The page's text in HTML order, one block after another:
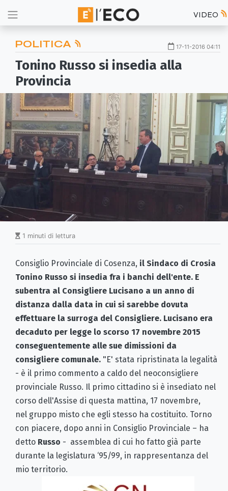
VIDEO
POLITICA 17-11-2016 04:11
Tonino Russo si insedia alla
Provincia
1 minuti di lettura
Consiglio Provinciale di Cosenza, il Sindaco di Crosia
Tonino Russo si insedia fra i banchi dell'ente. E
subentra al Consigliere Lucisano a un anno di
distanza dalla data in cui si sarebbe dovuta
effettuare la surroga del Consigliere. Lucisano era
decaduto per legge lo scorso 17 novembre 2015
conseguentemente alle sue dimissioni da
consigliere comunale. "E' stata ripristinata la legalità
- è il primo commento a caldo del neoconsigliere
provinciale Russo. Il primo cittadino si è insediato nel
corso dell'Assise di questa mattina, 17 novembre,
nel gruppo misto che egli stesso ha costituito. Torno
con piacere, dopo anni in Consiglio Provinciale – ha
detto Russo - assemblea di cui ho fatto già parte
durante la legislatura ‘95/99, in rappresentanza del
mio territorio.